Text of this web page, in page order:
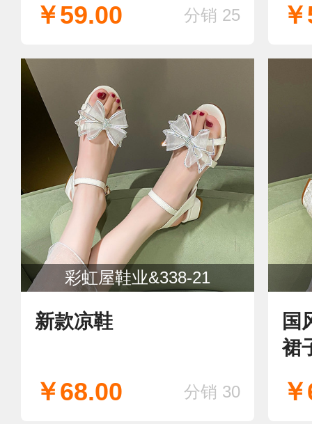
￥59.00 分销 25
彩虹屋鞋业&338-21
新款凉鞋
￥68.00 分销 30
国
裙